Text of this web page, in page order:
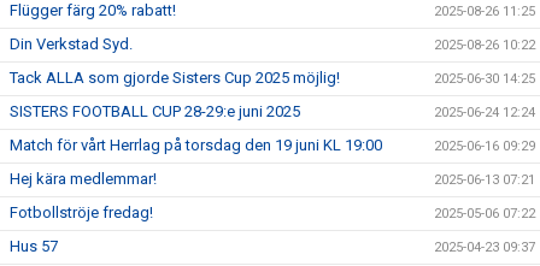
Flügger färg 20% rabatt! 2025-08-26 11:25
Din Verkstad Syd. 2025-08-26 10:22
Tack ALLA som gjorde Sisters Cup 2025 möjlig! 2025-06-30 14:25
SISTERS FOOTBALL CUP 28-29:e juni 2025 2025-06-24 12:24
Match för vårt Herrlag på torsdag den 19 juni KL 19:00 2025-06-16 09:29
Hej kära medlemmar! 2025-06-13 07:21
Fotbollströje fredag! 2025-05-06 07:22
Hus 57 2025-04-23 09:37